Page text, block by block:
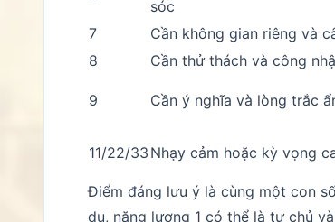
sóc
7 Cần không gian riêng và
8
Cần thử thách và công
9 Cần ý nghĩa và lòng trắc
11/22/33 Nhạy cảm hoặc kỳ vọng
Điểm đáng lưu ý là cùng một con
dụ, năng lượng 1 có thể là tự chủ